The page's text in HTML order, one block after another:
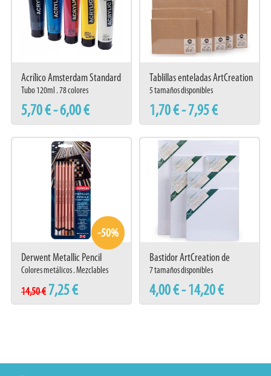
Acrílico Amsterdam Standard
Series
Tubo 120ml . 78 colores
5,70 € - 6,00 €
Tablillas enteladas ArtCreation
imprimación
5 tamaños disponibles
1,70 € - 7,95 €
-50%
Derwent Metallic Pencil
Traditional Set 6
Colores metálicos . Mezclables
14,50 € 7,25 €
Bastidor ArtCreation de
imprimación universal
7 tamaños disponibles
4,00 € - 14,20 €